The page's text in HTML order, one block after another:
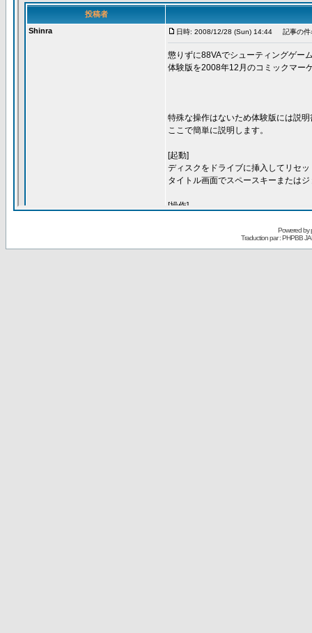
Powered by
Traduction par : PHPBB